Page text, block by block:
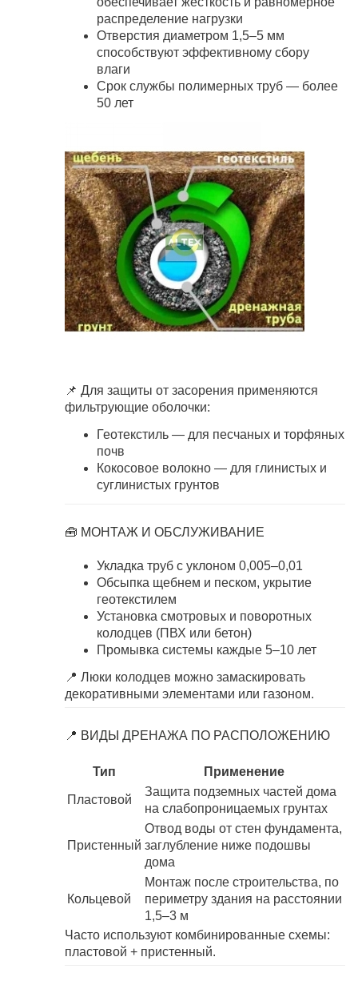
распределение нагрузки
Отверстия диаметром 1,5–5 мм
способствуют эффективному сбору
влаги
Срок службы полимерных труб — более
50 лет
📌 Для защиты от засорения применяются
фильтрующие оболочки:
Геотекстиль — для песчаных и торфяных
почв
Кокосовое волокно — для глинистых и
суглинистых грунтов
🧰 МОНТАЖ И ОБСЛУЖИВАНИЕ
Укладка труб с уклоном 0,005–0,01
Обсыпка щебнем и песком, укрытие
геотекстилем
Установка смотровых и поворотных
колодцев (ПВХ или бетон)
Промывка системы каждые 5–10 лет
📍 Люки колодцев можно замаскировать
декоративными элементами или газоном.
📍 ВИДЫ ДРЕНАЖА ПО РАСПОЛОЖЕНИЮ
Тип Применение
Пластовой
Защита подземных частей дома
на слабопроницаемых грунтах
Пристенный
Отвод воды от стен фундамента,
заглубление ниже подошвы
дома
Кольцевой
Монтаж после строительства, по
периметру здания на расстоянии
1,5–3 м
Часто используют комбинированные схемы:
пластовой + пристенный.